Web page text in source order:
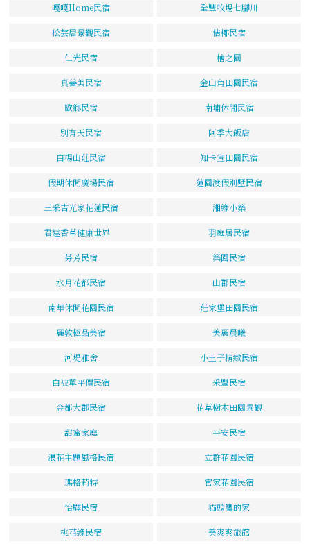
嘎嘎Home民宿 全豐牧場七腳川
松芸居景觀民宿 佶椰民宿
仁光民宿 檜之園
真善美民宿 金山角田園民宿
歐鄉民宿 南埔休閒民宿
別有天民宿 阿季大飯店
白楊山莊民宿 知卡宣田園民宿
假期休閒廣場民宿 蓮園渡假別墅民宿
三采吉光家花蓮民宿 湘緣小築
君達香草健康世界 羽庭居民宿
芬芳民宿 築園民宿
水月花都民宿 山郡民宿
南華休閒花園民宿 莊家堡田園民宿
麗敦極品美宿 美麗晨曦
河堤雅舍 小王子精緻民宿
白被單平價民宿 采豐民宿
金都大郡民宿 花草樹木田園景觀
甜蜜家庭 平安民宿
浪花主題風格民宿 立群花園民宿
瑪格莉特 官家花園民宿
怡驛民宿 貓頭鷹的家
桃花緣民宿 美爽爽旅館